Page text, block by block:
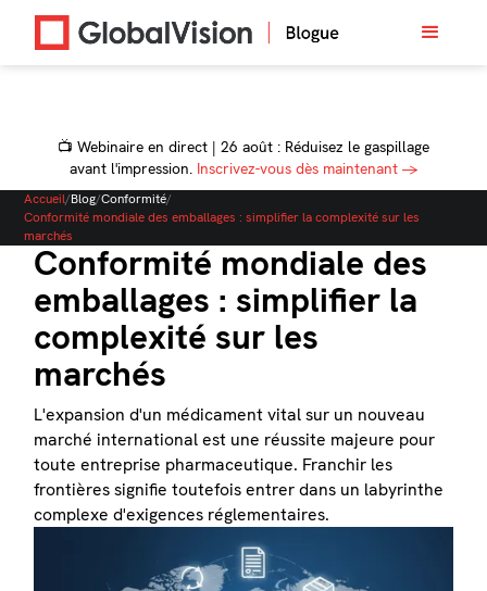
📺 Webinaire en direct | 26 août : Réduisez le gaspillage
avant l'impression. Inscrivez-vous dès maintenant →
Accueil/Blog/Conformité/
Conformité mondiale des emballages : simplifier la complexité sur les
marchés
Conformité mondiale des
emballages : simplifier la
complexité sur les
marchés
L'expansion d'un médicament vital sur un nouveau
marché international est une réussite majeure pour
toute entreprise pharmaceutique. Franchir les
frontières signifie toutefois entrer dans un labyrinthe
complexe d'exigences réglementaires.